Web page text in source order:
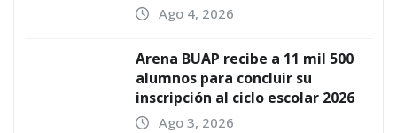
Ago 4, 2026
Arena BUAP recibe a 11 mil 500
alumnos para concluir su
inscripción al ciclo escolar 2026
Ago 3, 2026